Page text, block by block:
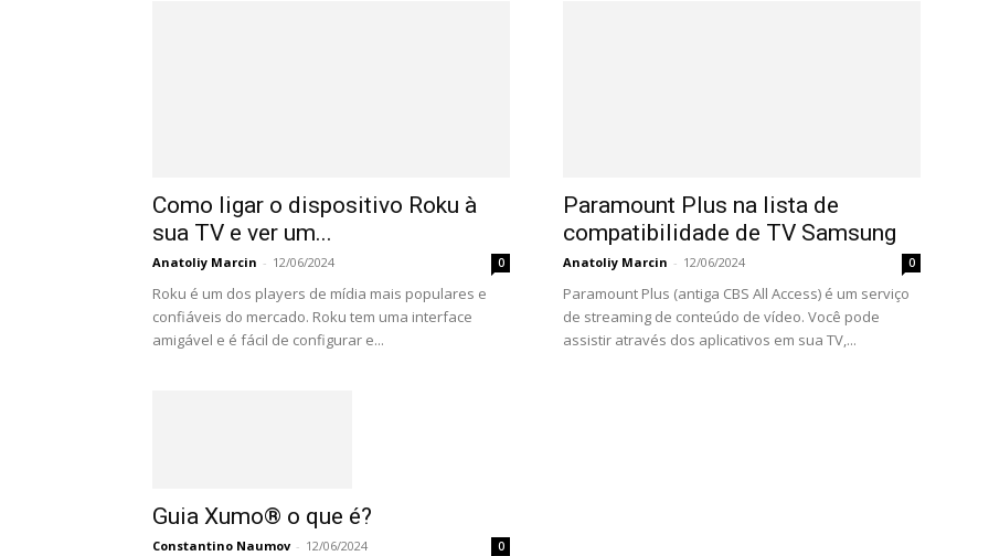
Como ligar o dispositivo Roku à
sua TV e ver um...
Anatoliy Marcin - 12/06/2024 0
Roku é um dos players de mídia mais populares e
confiáveis do mercado. Roku tem uma interface
amigável e é fácil de configurar e...
Paramount Plus na lista de
compatibilidade de TV Samsung
Anatoliy Marcin - 12/06/2024 0
Paramount Plus (antiga CBS All Access) é um serviço
de streaming de conteúdo de vídeo. Você pode
assistir através dos aplicativos em sua TV,...
Guia Xumo® o que é?
Constantino Naumov - 12/06/2024 0